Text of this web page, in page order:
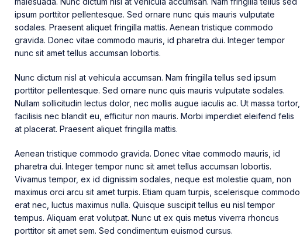
ipsum porttitor pellentesque. Sed ornare nunc quis mauris vulputate
sodales. Praesent aliquet fringilla mattis. Aenean tristique commodo
gravida. Donec vitae commodo mauris, id pharetra dui. Integer tempor
nunc sit amet tellus accumsan lobortis.
Nunc dictum nisl at vehicula accumsan. Nam fringilla tellus sed ipsum
porttitor pellentesque. Sed ornare nunc quis mauris vulputate sodales.
Nullam sollicitudin lectus dolor, nec mollis augue iaculis ac. Ut massa tortor,
facilisis nec blandit eu, efficitur non mauris. Morbi imperdiet eleifend felis
at placerat. Praesent aliquet fringilla mattis.
Aenean tristique commodo gravida. Donec vitae commodo mauris, id
pharetra dui. Integer tempor nunc sit amet tellus accumsan lobortis.
Vivamus tempor, ex id dignissim sodales, neque est molestie quam, non
maximus orci arcu sit amet turpis. Etiam quam turpis, scelerisque commodo
erat nec, luctus maximus nulla. Quisque suscipit tellus eu nisl tempor
tempus. Aliquam erat volutpat. Nunc ut ex quis metus viverra rhoncus
porttitor sit amet sem. Sed condimentum euismod cursus.